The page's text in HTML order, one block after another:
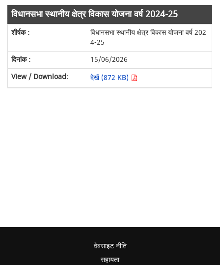
विधानसभा स्थानीय क्षेत्र विकास योजना वर्ष 2024-25
विधानसभा स्थानीय क्षेत्र विकास योजना वर्ष 202
4-25
15/06/2026
देखें (872 KB)
वेबसाइट नीति
सहायता